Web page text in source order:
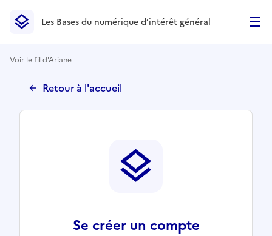
Les Bases du numérique d’intérêt général- Retour à la
Les Bases du numérique d’intérêt général
Voir le fil d'Ariane
Retour à l'accueil
Se créer un compte